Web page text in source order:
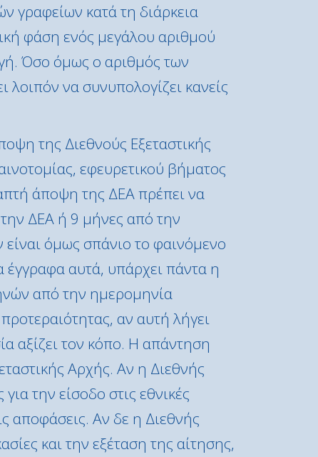
γραφείων κατά τη διάρκεια
φάση ενός μεγάλου αριθμού
Όσο όμως ο αριθμός των
λοιπόν να συνυπολογίζει κανείς
της Διεθνούς Εξεταστικής
εφευρετικού βήματος
άποψη της ΔΕΑ πρέπει να
ΔΕΑ ή 9 μήνες από την
όμως σπάνιο το φαινόμενο
έγγραφα αυτά, υπάρχει πάντα η
από την ημερομηνία
αν αυτή λήγει
αξίζει τον κόπο. Η απάντηση
Αρχής. Αν η Διεθνής
την είσοδο στις εθνικές
αποφάσεις. Αν δε η Διεθνής
και την εξέταση της αίτησης,